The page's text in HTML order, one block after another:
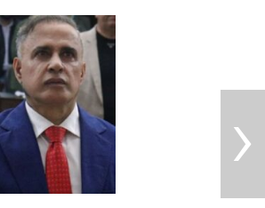
›